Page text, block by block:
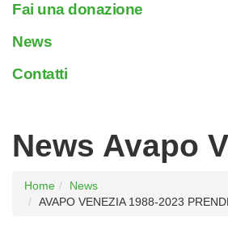
Fai una donazione
News
Contatti
News Avapo
Home
News
AVAPO VENEZIA 1988-2023